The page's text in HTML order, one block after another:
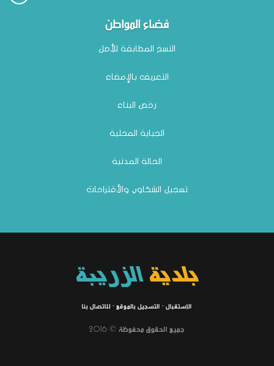
فضاء المواطن
النسخ المطابقة للأصل
التعريف بالإمضاء
رخص البناء
الجباية المحلية
الحالة المدنية
تسجيل الشكاوي والأقتراحات
بلديةالزريبة
للاتصال بنا · التسجيل بالموقع · الإستقبال
جميع الحقوق محفوظة © 2016